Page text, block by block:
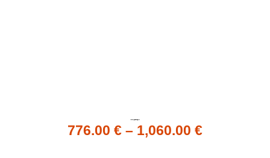
776.00 € – 1,060.00 €